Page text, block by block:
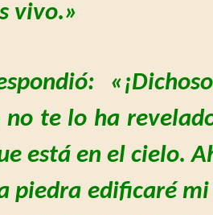
vivo.»
no te lo ha
está en el cielo.
piedra edificaré